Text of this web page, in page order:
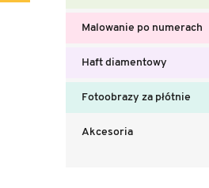
Malowanie po numerach
Haft diamentowy
Fotoobrazy za płótnie
Akcesoria